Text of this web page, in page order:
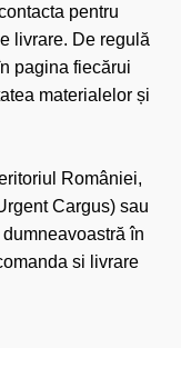
pentru
livrare. De regulă
pagina fiecărui
materialelor și
României,
Cargus) sau
în
si livrare